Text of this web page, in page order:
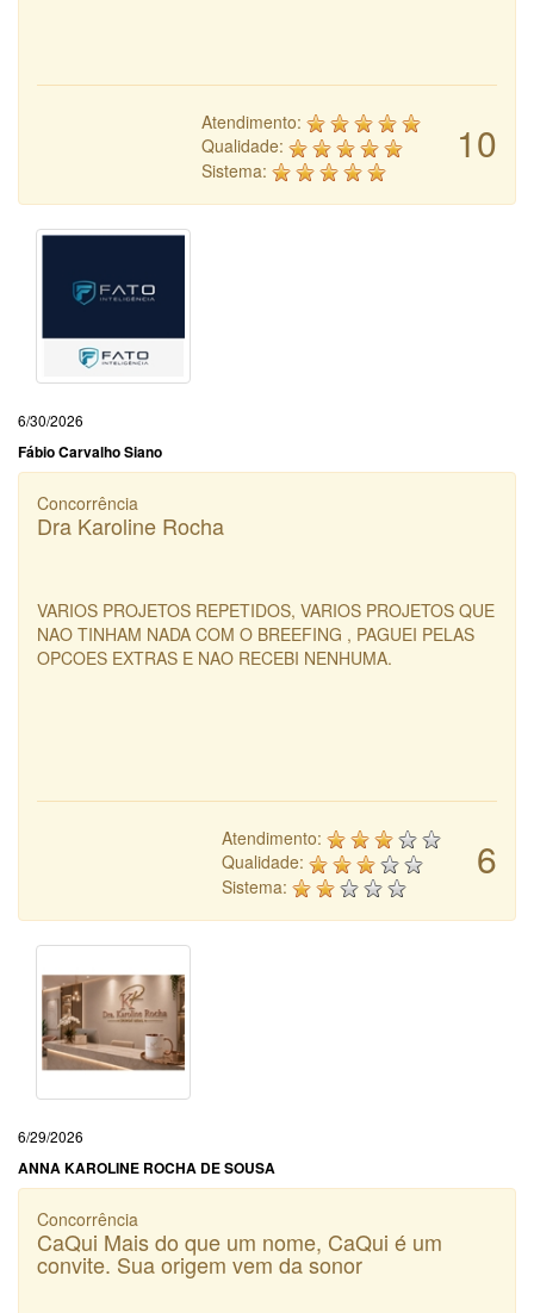
10
Atendimento:
Qualidade:
Sistema:
6/30/2026
Fábio Carvalho Siano
Concorrência
Dra Karoline Rocha
VARIOS PROJETOS REPETIDOS, VARIOS PROJETOS QUE
NAO TINHAM NADA COM O BREEFING , PAGUEI PELAS
OPCOES EXTRAS E NAO RECEBI NENHUMA.
6
Atendimento:
Qualidade:
Sistema:
6/29/2026
ANNA KAROLINE ROCHA DE SOUSA
Concorrência
CaQui Mais do que um nome, CaQui é um
convite. Sua origem vem da sonor